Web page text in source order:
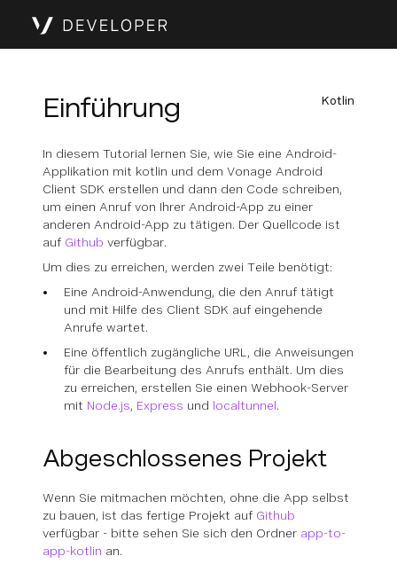
Kotlin
Einführung
In diesem Tutorial lernen Sie, wie Sie eine Android-
Applikation mit kotlin und dem Vonage Android
Client SDK erstellen und dann den Code schreiben,
um einen Anruf von Ihrer Android-App zu einer
anderen Android-App zu tätigen. Der Quellcode ist
auf Github verfügbar.
Um dies zu erreichen, werden zwei Teile benötigt:
Eine Android-Anwendung, die den Anruf tätigt
und mit Hilfe des Client SDK auf eingehende
Anrufe wartet.
Eine öffentlich zugängliche URL, die Anweisungen
für die Bearbeitung des Anrufs enthält. Um dies
zu erreichen, erstellen Sie einen Webhook-Server
mit Node.js, Express und localtunnel.
Abgeschlossenes Projekt
Wenn Sie mitmachen möchten, ohne die App selbst
zu bauen, ist das fertige Projekt auf Github
verfügbar - bitte sehen Sie sich den Ordner app-to-
app-kotlin an.